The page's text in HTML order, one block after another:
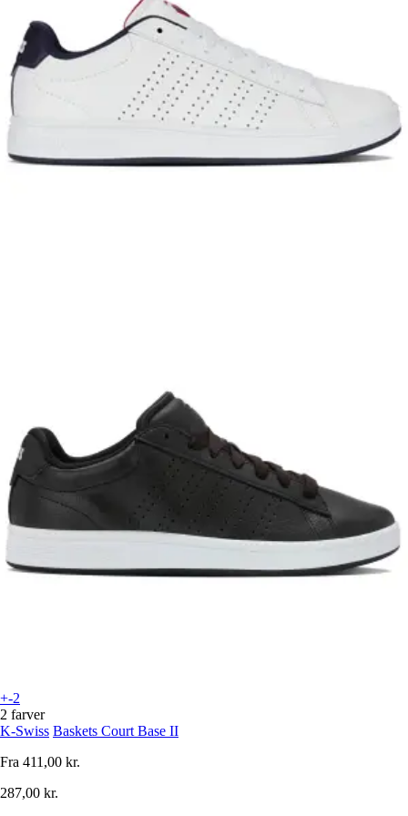
+-2
2 farver
K-Swiss Baskets Court Base II
Fra 411,00 kr.
287,00 kr.